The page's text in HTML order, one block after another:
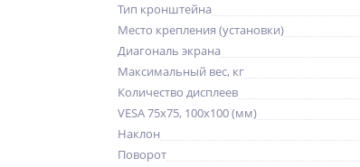
Тип кронштейна
Место крепления (установки)
Диагональ экрана
Максимальный вес, кг
Количество дисплеев
VESA 75x75, 100x100 (мм)
Наклон
Поворот